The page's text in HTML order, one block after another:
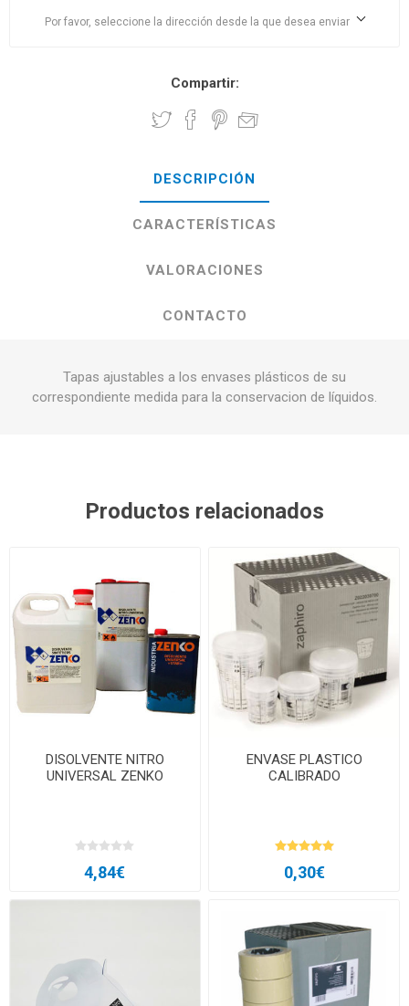
Por favor, seleccione la dirección desde la que desea enviar
Compartir:
DESCRIPCIÓN
CARACTERÍSTICAS
VALORACIONES
CONTACTO
Tapas ajustables a los envases plásticos de su
correspondiente medida para la conservacion de líquidos.
Productos relacionados
DISOLVENTE NITRO
UNIVERSAL ZENKO
4,84€
ENVASE PLASTICO
CALIBRADO
0,30€